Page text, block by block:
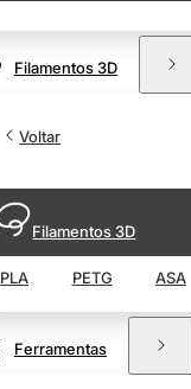
Filamentos 3D
Voltar
Filamentos 3D
PLA PETG ASA
Ferramentas